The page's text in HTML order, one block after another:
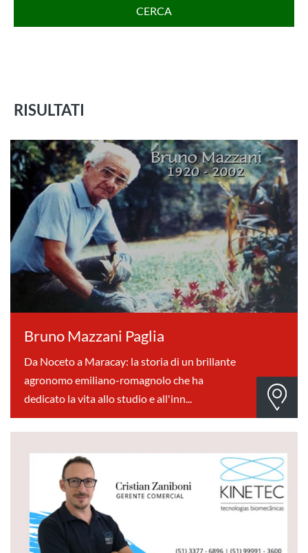
CERCA
RISULTATI
Bruno Mazzani Paglia
Da Noceto a Maracay: la storia di un brillante
agronomo emiliano-romagnolo che ha
dedicato la vita allo studio e all'inn...